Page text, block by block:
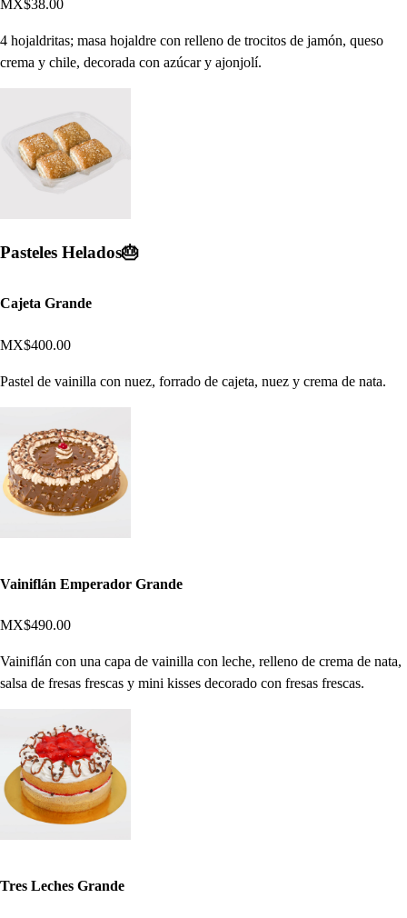
MX$38.00
4 hojaldritas; masa hojaldre con relleno de trocitos de jamón, queso
crema y chile, decorada con azúcar y ajonjolí.
Pasteles Helados🎂​
Cajeta Grande
MX$400.00
Pastel de vainilla con nuez, forrado de cajeta, nuez y crema de nata.
Vainiflán Emperador Grande
MX$490.00
Vainiflán con una capa de vainilla con leche, relleno de crema de nata,
salsa de fresas frescas y mini kisses decorado con fresas frescas.
Tres Leches Grande